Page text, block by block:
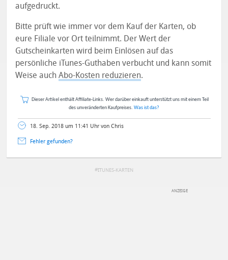
aufgedruckt.
Bitte prüft wie immer vor dem Kauf der Karten, ob
eure Filiale vor Ort teilnimmt. Der Wert der
Gutscheinkarten wird beim Einlösen auf das
persönliche iTunes-Guthaben verbucht und kann somit
Weise auchAbo-Kosten reduzieren.
Dieser Artikel enthält Affiliate-Links. Wer darüber einkauft unterstützt uns mit einem Teil
des unveränderten Kaufpreises. Was ist das?
18. Sep. 2018 um 11:41 Uhr von Chris
Fehler gefunden?
ITUNES-KARTEN